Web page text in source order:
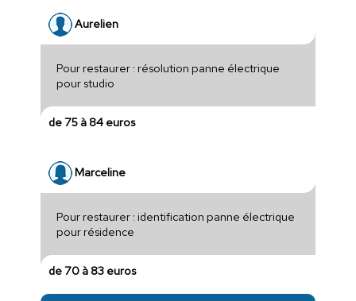
Aurelien
Pour restaurer : résolution panne électrique
pour studio
de 75 à 84 euros
Marceline
Pour restaurer : identification panne électrique
pour résidence
de 70 à 83 euros